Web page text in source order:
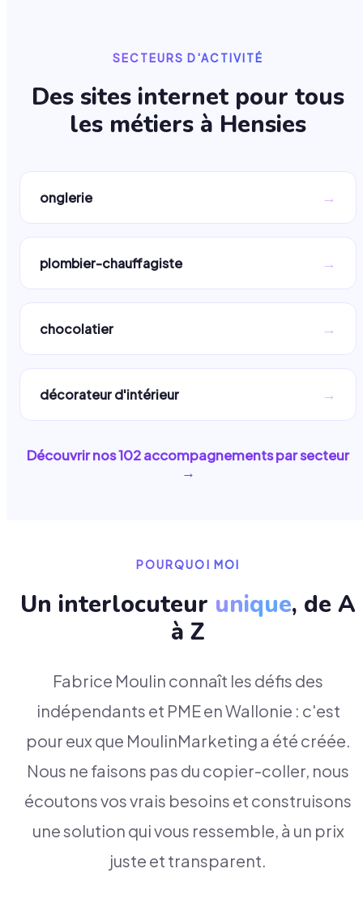
SECTEURS D'ACTIVITÉ
Des sites internet pour tous
les métiers à Hensies
onglerie →
plombier-chauffagiste →
chocolatier →
décorateur d'intérieur →
Découvrir nos102accompagnements par secteur
→
POURQUOI MOI
Un interlocuteur unique, de A
à Z
Fabrice Moulin connaît les défis des
indépendants et PME en Wallonie : c'est
pour eux que MoulinMarketing a été créée.
Nous ne faisons pas du copier-coller, nous
écoutons vos vrais besoins et construisons
une solution qui vous ressemble, à un prix
juste et transparent.